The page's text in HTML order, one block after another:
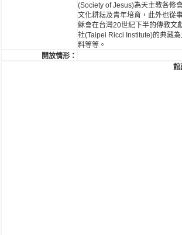
(Society of Jesus)為天主教各修
文化耕耘及青年培育，此外也從
穌會在台灣20世紀下半的傳教文
社(Taipei Ricci Institute)的典藏
料等等。
開放情形：
館